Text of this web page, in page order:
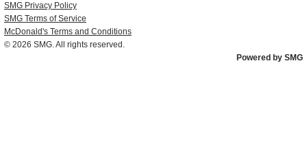
SMG Privacy Policy
SMG Terms of Service
McDonald's Terms and Conditions
© 2026 SMG . All rights reserved.
Powered by SMG